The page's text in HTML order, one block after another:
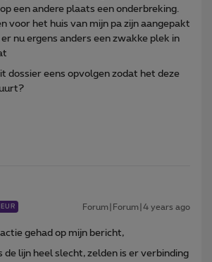
een andere plaats een onderbreking.
voor het huis van mijn pa zijn aangepakt
nu ergens anders een zwakke plek in
dossier eens opvolgen zodat het deze
Forum|Forum|4 years ago
gehad op mijn bericht,
de lijn heel slecht, zelden is er verbinding